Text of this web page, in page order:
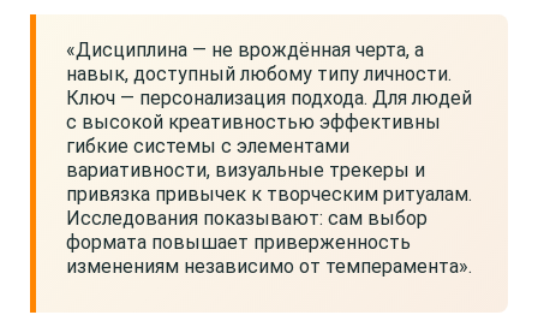
«Дисциплина — не врождённая черта, а
навык, доступный любому типу личности.
Ключ — персонализация подхода. Для людей
с высокой креативностью эффективны
гибкие системы с элементами
вариативности, визуальные трекеры и
привязка привычек к творческим ритуалам.
Исследования показывают: сам выбор
формата повышает приверженность
изменениям независимо от темперамента».